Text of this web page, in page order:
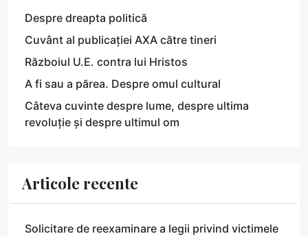
Despre dreapta politică
Cuvânt al publicației AXA către tineri
Războiul U.E. contra lui Hristos
A fi sau a părea. Despre omul cultural
Câteva cuvinte despre lume, despre ultima
revoluție și despre ultimul om
Articole recente
Solicitare de reexaminare a legii privind victimele